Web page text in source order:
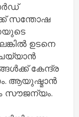
സന്തോഷ
ഉടനെ
കേന്ദ്ര
ആയുഷ്മാന്‍
സൗജന്യം.